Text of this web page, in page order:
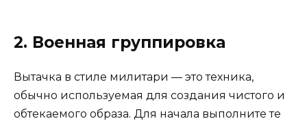
2. Военная группировка
Вытачка в стиле милитари — это техника,
обычно используемая для создания чистого и
обтекаемого образа. Для начала выполните те